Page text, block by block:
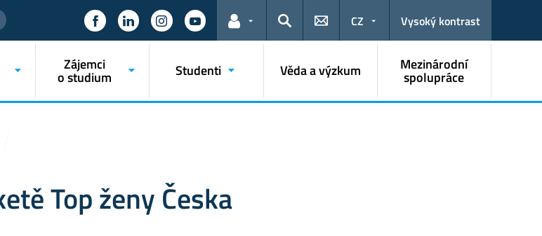
Odkazy pro uživatele
Hledat
CZ Vysoký kontrast
Zájemci
o studium Studenti Věda a výzkum Mezinárodní
spolupráce
Top ženy Česka